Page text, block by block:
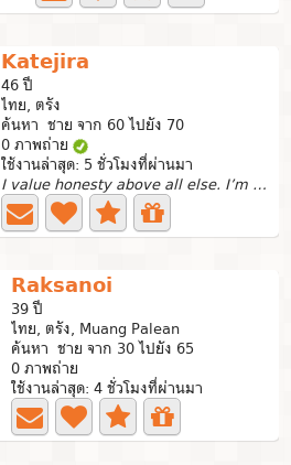
Katejira
46 ปี
ไทย, ตรัง
ค้นหา ชาย จาก 60 ไปยัง 70
0 ภาพถ่าย
ใช้งานล่าสุด: 5 ชั่วโมงที่ผ่านมา
I value honesty above all else. I’m looking for a serious...
Raksanoi
39 ปี
ไทย, ตรัง, Muang Palean
ค้นหา ชาย จาก 30 ไปยัง 65
0 ภาพถ่าย
ใช้งานล่าสุด: 4 ชั่วโมงที่ผ่านมา